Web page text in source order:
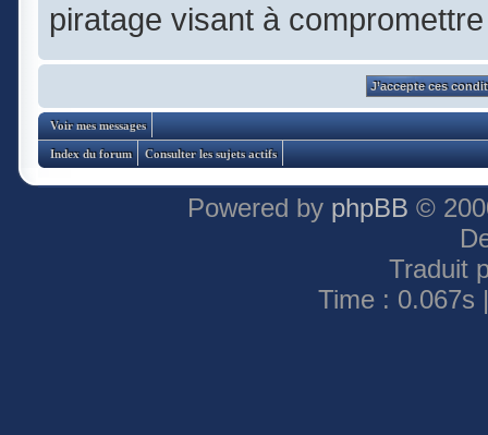
piratage visant à
Voir mes messages
Index du forum Consulter les sujets actifs
Powered by phpBB ©
Traduit
Time : 0.067s